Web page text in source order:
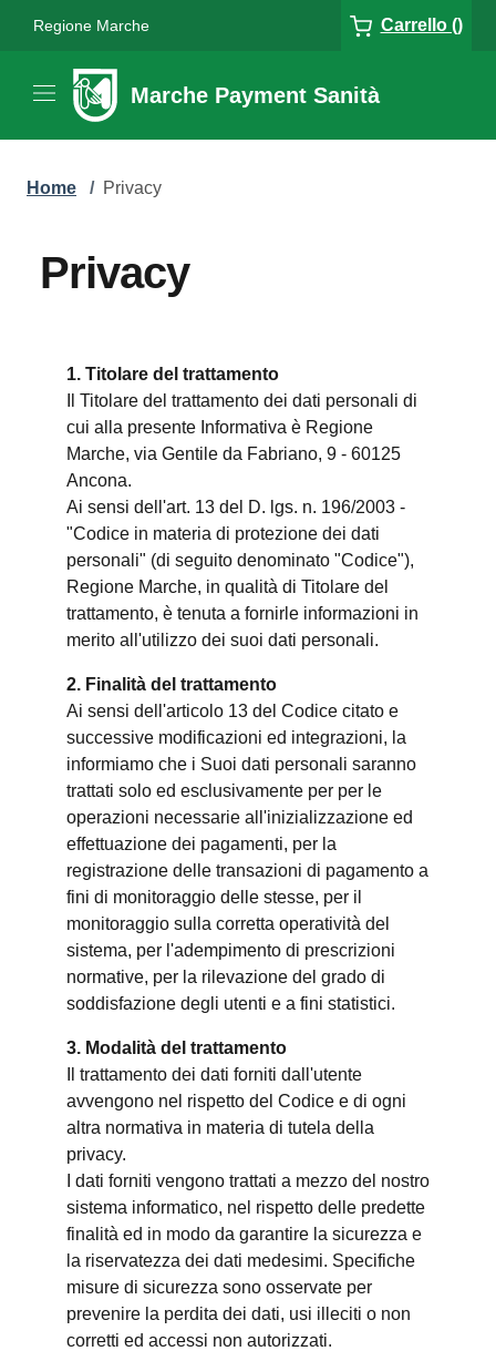
Regione Marche Carrello ()
Marche Payment Sanità
Home / Privacy
Privacy
1. Titolare del trattamento
Il Titolare del trattamento dei dati personali di
cui alla presente Informativa è Regione
Marche, via Gentile da Fabriano, 9 - 60125
Ancona.
Ai sensi dell'art. 13 del D. lgs. n. 196/2003 -
"Codice in materia di protezione dei dati
personali" (di seguito denominato "Codice"),
Regione Marche, in qualità di Titolare del
trattamento, è tenuta a fornirle informazioni in
merito all'utilizzo dei suoi dati personali.
2. Finalità del trattamento
Ai sensi dell'articolo 13 del Codice citato e
successive modificazioni ed integrazioni, la
informiamo che i Suoi dati personali saranno
trattati solo ed esclusivamente per per le
operazioni necessarie all'inizializzazione ed
effettuazione dei pagamenti, per la
registrazione delle transazioni di pagamento a
fini di monitoraggio delle stesse, per il
monitoraggio sulla corretta operatività del
sistema, per l'adempimento di prescrizioni
normative, per la rilevazione del grado di
soddisfazione degli utenti e a fini statistici.
3. Modalità del trattamento
Il trattamento dei dati forniti dall'utente
avvengono nel rispetto del Codice e di ogni
altra normativa in materia di tutela della
privacy.
I dati forniti vengono trattati a mezzo del nostro
sistema informatico, nel rispetto delle predette
finalità ed in modo da garantire la sicurezza e
la riservatezza dei dati medesimi. Specifiche
misure di sicurezza sono osservate per
prevenire la perdita dei dati, usi illeciti o non
corretti ed accessi non autorizzati.